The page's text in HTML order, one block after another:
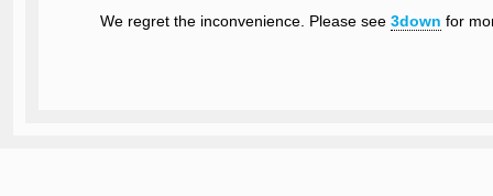
We regret the inconvenience. Please see 3down for